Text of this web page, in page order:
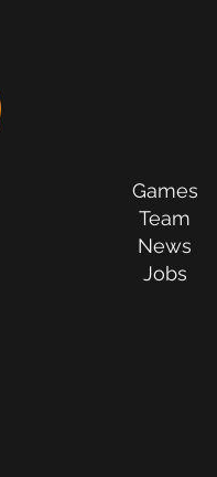
Games
Team
News
Jobs